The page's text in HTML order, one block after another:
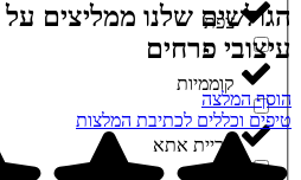
צפת
קוממיות
קריית אתא
הגולשים שלנו ממליצים על
עיצובי פרחים
הוסף המלצה
טיפים וכללים לכתיבת המלצות